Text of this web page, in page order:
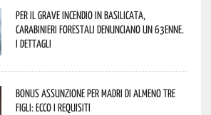
Per il grave incendio in Basilicata,
Carabinieri forestali denunciano un 63enne.
I dettagli
Bonus assunzione per madri di almeno tre
figli: ecco i requisiti